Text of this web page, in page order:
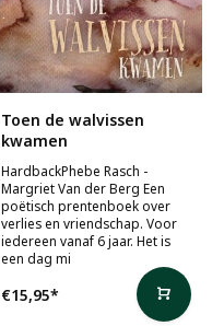
Toen de walvissen
kwamen
HardbackPhebe Rasch -
Margriet Van der Berg Een
poëtisch prentenboek over
verlies en vriendschap. Voor
iedereen vanaf 6 jaar. Het is
een dag mi
€15,95*